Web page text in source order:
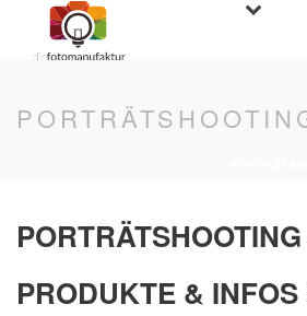
PRODUKTE & INFOS